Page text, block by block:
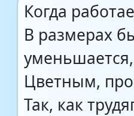
Когда
В размерах
уменьшается,
Цветным,
Так, как